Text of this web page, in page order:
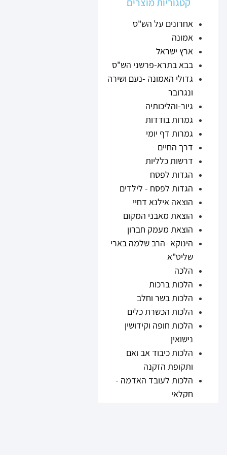
אחרונים על הש"ס
אמונה
ארץ ישראל
בבא בתרא-פרשני הש"ס
גדולי האמונה -נעם ושירה
ונגרובר
גיור-והליכותיה
גמרות בודדות
גמרות דף יומי
דרך החיים
דרשות כלליות
הגדות לפסח
הגדות לפסח - לילדים
הוצאה אילנא דחיי
הוצאת מאבני המקום
הוצאת מעמק חברון
הינוקא -הרב שלמה בארי
שליט"א
הלכה
הלכות ברכות
הלכות בשר וחלב
הלכות הכשרת כלים
הלכות חופה וקידושין
נישואין
הלכות כיבוד אב ואם
ותקופת הזקנה
הלכות לעובד האדמה -
חקלאי